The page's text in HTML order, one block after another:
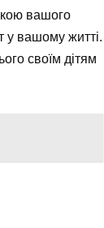
вашого
у вашому житті.
своїм дітям